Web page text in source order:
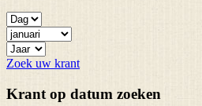
Zoek uw krant
Krant op datum zoeken